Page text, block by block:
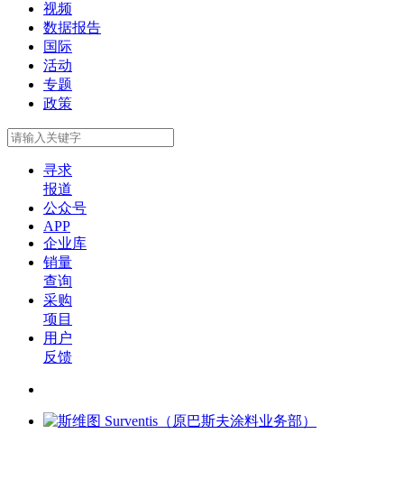
视频
数据报告
国际
活动
专题
政策
寻求
报道
公众号
APP
企业库
销量
查询
采购
项目
用户
反馈